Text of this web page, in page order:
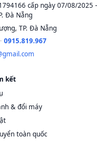
cấp ngày 07/08/2025
Đà Nẵng
TP. Đà Nẵng
· 0915.819.967
kết
& đổi máy
toàn quốc